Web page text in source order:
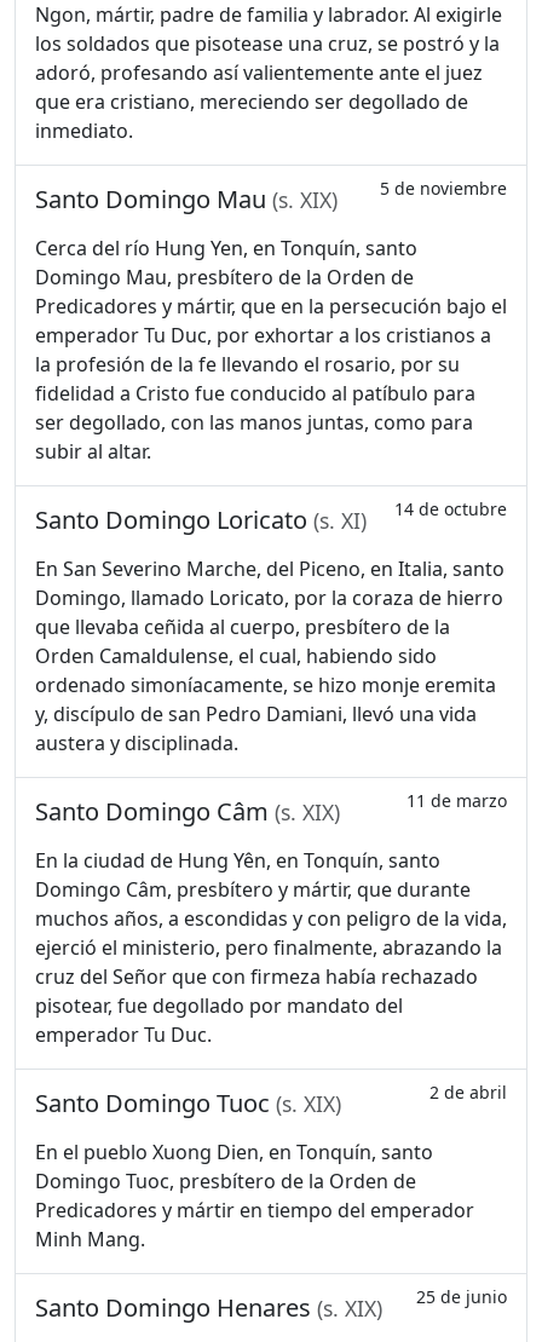
Ngon, mártir, padre de familia y labrador. Al exigirle
los soldados que pisotease una cruz, se postró y la
adoró, profesando así valientemente ante el juez
que era cristiano, mereciendo ser degollado de
inmediato.
Santo Domingo Mau (s. XIX) 5 de noviembre
Cerca del río Hung Yen, en Tonquín, santo
Domingo Mau, presbítero de la Orden de
Predicadores y mártir, que en la persecución bajo el
emperador Tu Duc, por exhortar a los cristianos a
la profesión de la fe llevando el rosario, por su
fidelidad a Cristo fue conducido al patíbulo para
ser degollado, con las manos juntas, como para
subir al altar.
Santo Domingo Loricato (s. XI) 14 de octubre
En San Severino Marche, del Piceno, en Italia, santo
Domingo, llamado Loricato, por la coraza de hierro
que llevaba ceñida al cuerpo, presbítero de la
Orden Camaldulense, el cual, habiendo sido
ordenado simoníacamente, se hizo monje eremita
y, discípulo de san Pedro Damiani, llevó una vida
austera y disciplinada.
Santo Domingo Câm (s. XIX) 11 de marzo
En la ciudad de Hung Yên, en Tonquín, santo
Domingo Câm, presbítero y mártir, que durante
muchos años, a escondidas y con peligro de la vida,
ejerció el ministerio, pero finalmente, abrazando la
cruz del Señor que con firmeza había rechazado
pisotear, fue degollado por mandato del
emperador Tu Duc.
Santo Domingo Tuoc (s. XIX) 2 de abril
En el pueblo Xuong Dien, en Tonquín, santo
Domingo Tuoc, presbítero de la Orden de
Predicadores y mártir en tiempo del emperador
Minh Mang.
Santo Domingo Henares (s. XIX) 25 de junio